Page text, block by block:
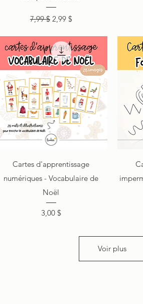
Prix original
7,99 $ Prix promotionnel
2,99 $
Aperçu rapide
Cartes d'apprentissage
numériques - Vocabulaire de
Noël
Prix
3,00 $
Voir plus